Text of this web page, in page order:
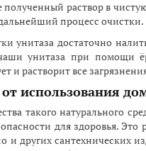
полученный раствор в
процесс очистки.
унитаза достаточно
унитаза при помощи
и растворит все
использования
такого натурального
для здоровья.
и других сантехнических